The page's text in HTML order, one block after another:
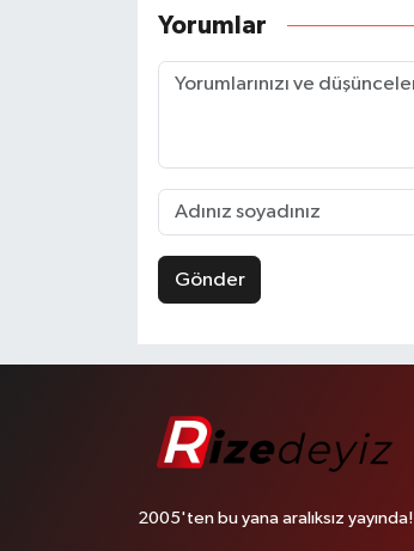
Yorumlar
Gönder
2005'ten bu yana aralıksız yayında!